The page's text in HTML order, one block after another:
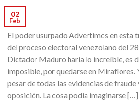
02
Feb
El poder usurpado Advertimos en esta
del proceso electoral venezolano del 28
Dictador Maduro haría lo increíble, es
imposible, por quedarse en Miraflores.
pesar de todas las evidencias de fraude
oposición. La cosa podía imaginarse […]